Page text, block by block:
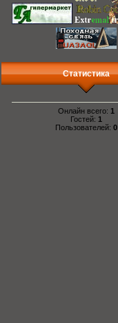
Статистика
Онлайн всего: 1
Гостей: 1
Пользователей: 0